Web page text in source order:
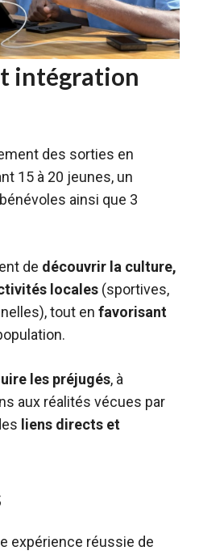
intégration
des sorties en
15 à 20 jeunes, un
ainsi que 3
de découvrir la culture,
locales (sportives,
tout en favorisant
les préjugés, à
aux réalités vécues par
liens directs et
expérience réussie de